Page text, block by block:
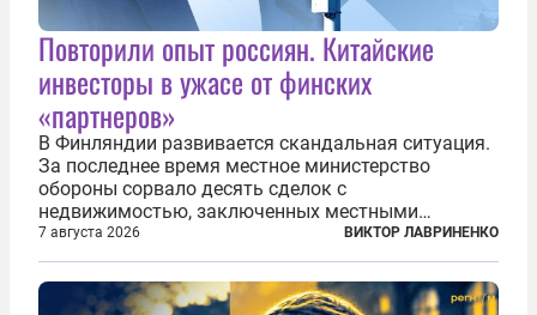
Повторили опыт россиян. Китайские
инвесторы в ужасе от финских
«партнеров»
В Финляндии развивается скандальная ситуация.
За последнее время местное министерство
обороны сорвало десять сделок с
недвижимостью, заключенных местными
фирмами с китайским капиталом. Чиновники
заявили, что они могли заключаться с целью
создания в Финляндии шпионской сети, чтобы
следить за...
7 августа 2026 ВИКТОР ЛАВРИНЕНКО